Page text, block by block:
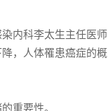
内科李太生主任医师
，人体罹患癌症的概
重要性。